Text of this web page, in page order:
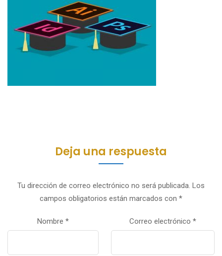
Deja una respuesta
Tu dirección de correo electrónico no será publicada. Los
campos obligatorios están marcados con *
Nombre * Correo electrónico *